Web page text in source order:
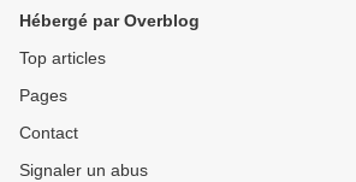
Hébergé par Overblog
Top articles
Pages
Contact
Signaler un abus